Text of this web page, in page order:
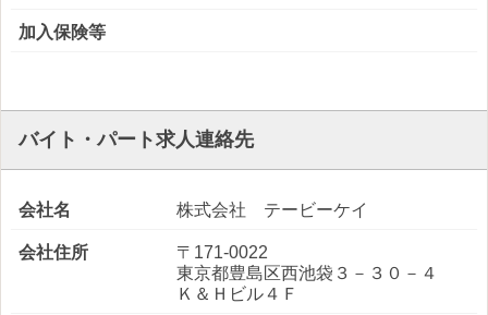
加入保険等
バイト・パート求人連絡先
会社名 株式会社 テービーケイ
会社住所
〒171-0022
東京都豊島区西池袋３－３０－４
Ｋ＆Ｈビル４Ｆ